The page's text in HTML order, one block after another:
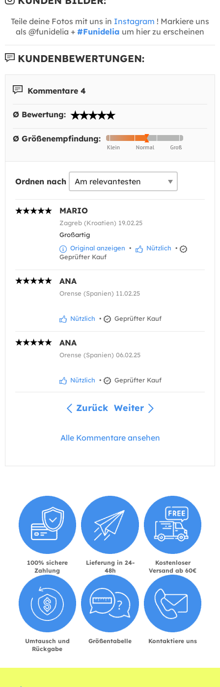
Teile deine Fotos mit uns in Instagram ! Markiere uns
als @funidelia + #Funidelia um hier zu erscheinen
KUNDENBEWERTUNGEN:
Kommentare 4
Ø Bewertung:
Ø Größenempfindung:
Ordnen nach
MARIO
Zagreb (Kroatien) 19.02.25
Großartig
Original anzeigen • Nützlich •
Geprüfter Kauf
ANA
Orense (Spanien) 11.02.25
Nützlich • Geprüfter Kauf
ANA
Orense (Spanien) 06.02.25
Nützlich • Geprüfter Kauf
Zurück Weiter
Alle Kommentare ansehen
100% sichere
Zahlung
Lieferung in 24-
48h
Kostenloser
Versand ab 60€
Umtausch und
Rückgabe
Größentabelle Kontaktiere uns